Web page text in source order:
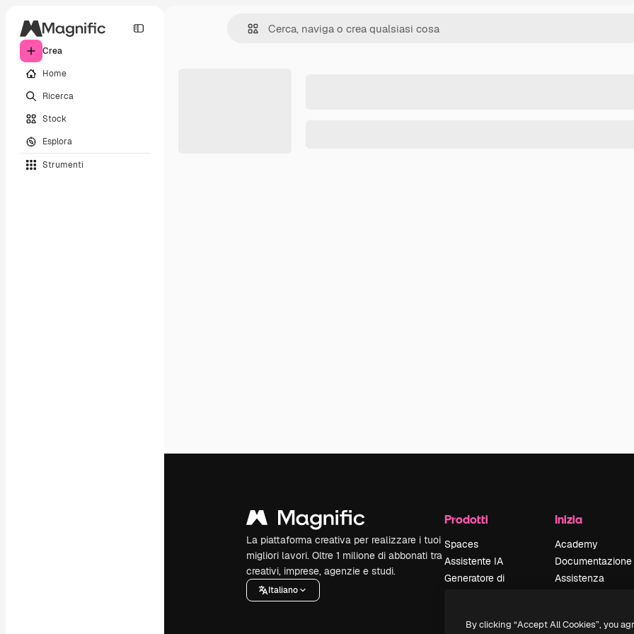
Crea
Home
Ricerca
Stock
Esplora
Strumenti
La piattaforma creativa per realizzare i tuoi
migliori lavori. Oltre 1 milione di abbonati tra
creativi, imprese, agenzie e studi.
Italiano
Prodotti
Spaces
Assistente IA
Generatore di
Inizia
Academy
Documentazione
Assistenza
Politica sulla
By clicking “Accept All Cookies”, you